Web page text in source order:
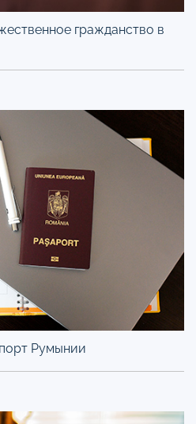
гражданство в
Румынии